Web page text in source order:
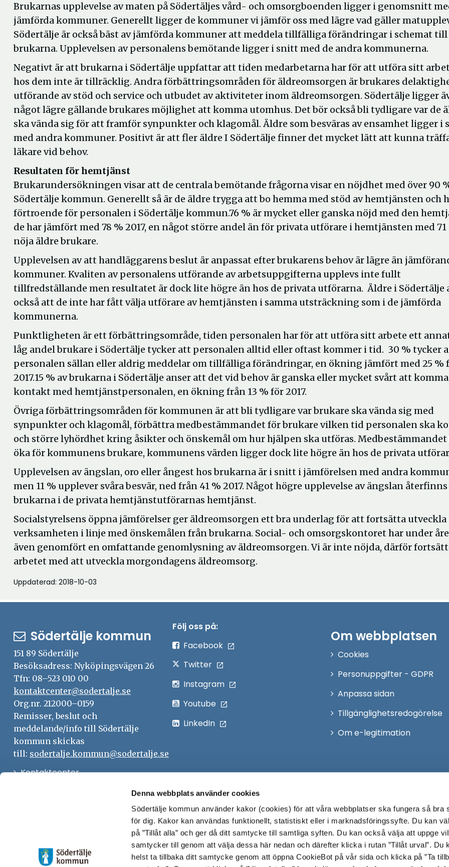
Denna webbplats använder cookies
Södertälje kommun använder kakor (cookies) för att våra webbplatser ska fungera så bra
för dig. Kakor kan användas funktionellt, statistiskt eller i marknadsföringssyfte. Du kan
på ”Tillåt alla” och ger då ditt samtycke till samtliga syften. Du kan också välja att uppge
samtycker till genom att välja dessa här nedan och därefter klicka i rutan ”Tillåt urval”. Du
helst ta tillbaka ditt samtycke genom att öppna CookieBot på vår sida och klicka på ”Ta
Brukarnas upplevelse av maten på Södertäljes vård- och omsorgboenden ligger i genomsnitt
jämförda kommuner. Generellt ligger de kommuner vi jämför oss med lägre vad gäller
Södertälje är också bäst av jämförda kommuner att meddela tillfälliga förändringar i schemat till
brukarna. Upplevelsen av personalens bemötande ligger i snitt med de andra kommunerna.
Negativt är att brukarna i Södertälje uppfattar att tiden medarbetarna har för att utföra sitt
hos dem inte är tillräcklig. Andra förbättringsområden för äldreomsorgen är brukares
utförande av stöd och service och utbudet av aktiviteter inom äldreomsorgen. Södertälje ligger
något lägre gällande brukares möjlighet att komma utomhus. Det bör också bli tydligare var de
ska vända sig för att framför synpunkter och klagomål. Äldre som besväras av ensamhet ligger i
med andra kommuner. Positivt är att fler äldre I Södertälje finner det mycket lätt att kunna
läkare vid behov.
Resultaten för hemtjänst
Brukarundersökningen visar att de centrala bemötande frågorna visar en nöjdhet med över 90
Södertälje kommun. Generellt så är de äldre trygga att bo hemma med stöd av hemtjänsten och
förtroende för personalen i Södertälje kommun.76 % är mycket eller ganska nöjd med den
de har jämfört med 78 % 2017, en något större andel än för privata utförare i hemtjänsten med 71
nöja äldre brukare.
Upplevelsen av att handläggarens beslut är anpassat efter brukarens behov är lägre än
kommuner. Kvaliten av personalens utförande av arbetsuppgifterna upplevs inte fullt
tillfredställande men resultatet är dock lite högre än hos de privata utförarna. Äldre i Södertälje
också att de inte har fått välja utförare av hemtjänsten i samma utsträckning som i de jämförda
kommunerna.
Punktligheten är ett förbättringsområde, tiden personalen har för att utföra sitt arbete ett
låg andel brukare i Södertälje tycker att personalen alltid eller oftast kommer i tid. 30 % tycker
personalen sällan eller aldrig meddelar om tillfälliga förändringar, en ökning jämfört med 25 %
2017.15 % av brukarna i Södertälje anser att det vid behov är ganska eller mycket svårt att
kontakt med hemtjänstpersonalen, en ökning från 13 % för 2017.
Övriga förbättringsområden för kommunen är att bli tydligare var brukare ska vända sig med
synpunkter och klagomål, förbättra medbestämmandet för brukare vilken tid personalen ska
och större lyhördhet kring åsikter och önskemål om hur hjälpen ska utföras. Medbestämmandet
öka för kommunens brukare, kommunens värden ligger dock lite högre än hos de privata
Upplevelsen av ängslan, oro eller ångest hos brukarna är i snitt i jämförelsen med andra
men 11 % upplever svåra besvär, ned från 41 % 2017. Något högre upplevelse av ängslan återfinns
brukarna i de privata hemtjänstutförarnas hemtjänst.
Socialstyrelsens öppna jämförelser ger äldreomsorgen ett bra underlag för att fortsätta utveckla
verksamheten i linje med önskemålen från brukarna. Social- och omsorgskontoret har under
även genomfört en omfattande genomlysning av äldreomsorgen. Vi är inte nöjda, därför
arbetet med att utveckla morgondagens äldreomsorg.
Uppdaterad: 2018-10-03
Södertälje kommun
151 89 Södertälje
Besöksadress: Nyköpingsvägen 26
Tfn: 08–523 010 00
kontaktcenter@sodertalje.se
Org.nr. 212000–0159
Remisser, beslut och
meddelande/info till Södertälje
kommun skickas
till: sodertalje.kommun@sodertalje.se
KontaktcenterÖppna
fönster
Anslagstavla
Följ oss på:
Facebook
Twitter
Instagram
Youtube
LinkedIn
Om webbplatsen
Cookies
Personuppgifter - GDPR
Anpassa sidan
Tillgänglighetsredogörelse
Om e-legitimation